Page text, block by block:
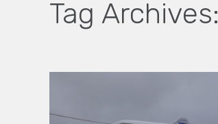
Tag Archives: